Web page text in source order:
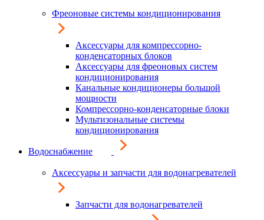
Фреоновые системы кондиционирования
Аксессуары для компрессорно-
конденсаторных блоков
Аксессуары для фреоновых систем
кондиционирования
Канальные кондиционеры большой
мощности
Компрессорно-конденсаторные блоки
Мультизональные системы
кондиционирования
Водоснабжение
Аксессуары и запчасти для водонагревателей
Запчасти для водонагревателей